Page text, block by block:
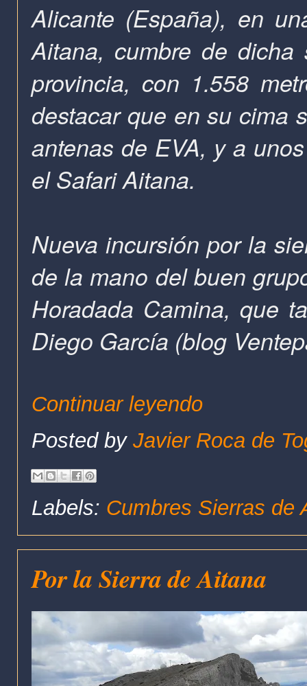
Alicante (España), en
Aitana, cumbre de
provincia, con 1.558
destacar que en su cima
antenas de EVA, y a
el Safari Aitana.
Nueva incursión por la
de la mano del buen
Horadada Camina, que
Diego García (blog
Continuar leyendo
Posted by Javier Roca de
Labels: Cumbres Sierras de
Por la Sierra de Aitana